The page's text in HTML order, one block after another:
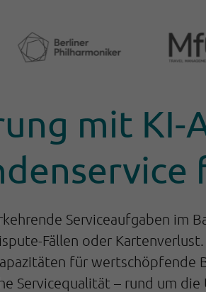
mit KI-
Serviceaufgaben im
Fällen oder Kartenverlust.
für wertschöpfende
Servicequalität – rund um